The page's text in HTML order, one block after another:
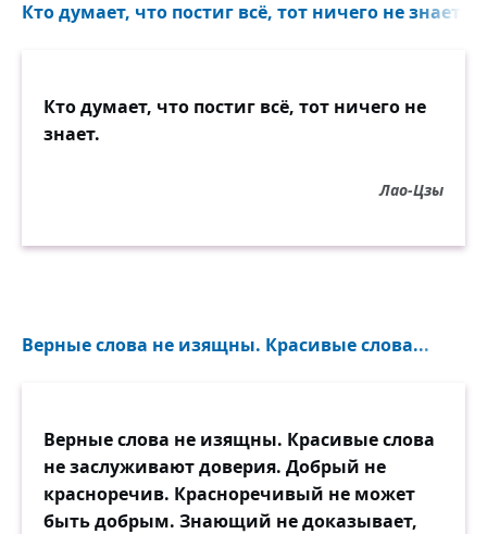
Кто думает, что постиг всё, тот ничего не знает...
Кто думает, что постиг всё, тот ничего не
знает.
Лао-Цзы
Верные слова не изящны. Красивые слова...
Верные слова не изящны. Красивые слова
не заслуживают доверия. Добрый не
красноречив. Красноречивый не может
быть добрым. Знающий не доказывает,